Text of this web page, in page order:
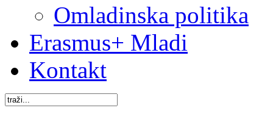
Omladinska politika
Erasmus+ Mladi
Kontakt